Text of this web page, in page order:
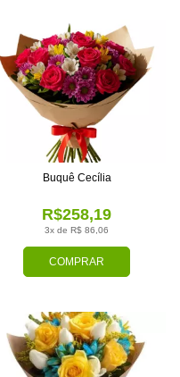
COMPRAR
3x de R$ 86,06
R$258,19
Buquê Cecília